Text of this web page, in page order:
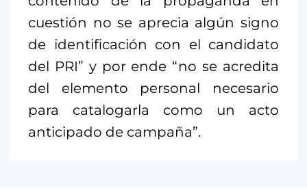
cuestión no se aprecia algún signo
de identificación con el candidato
del PRI” y por ende “no se acredita
del elemento personal necesario
para catalogarla como un acto
anticipado de campaña”.